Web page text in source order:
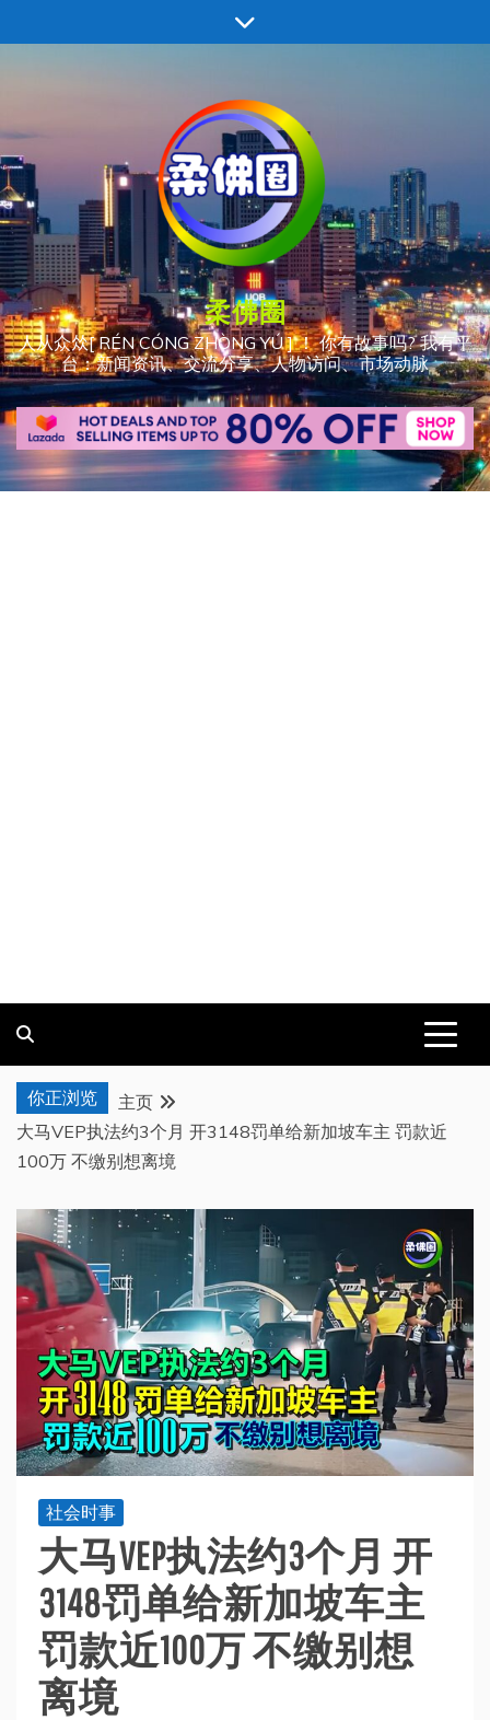
至
柔佛圈
人从众𠈌[ RÉN CÓNG ZHÒNG YÚ ] ！ 你有故事吗? 我有平
台：新闻资讯、交流分享、人物访问、市场动脉
你正浏览
主页
大马VEP执法约3个月 开3148罚单给新加坡车主 罚款近
100万 不缴别想离境
社会时事
大马VEP执法约3个月 开
3148罚单给新加坡车主
罚款近100万 不缴别想
离境